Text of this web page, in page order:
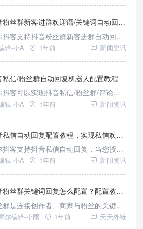
。
抖音粉丝群新客进群欢迎语/关键词自动回复配置教程
抖客支持抖音粉丝群新客进群自动回
粉丝在群内发送关键词自动回复，当您
辑-小A 1年前 新闻资讯
私信/粉丝群自动回复机器人配置教程
抖客可以实现抖音私信/粉丝群/评论区
回复，为了方便快速部署多个抖音号，
等。创建完抖音自动回复机器人后，支
个抖音号快速绑定改机器人，快速实现
回复接待客户。一、如何创建抖音私信
回复机器人？1、进入摩尔
辑-小A 1年前 新闻资讯
抖音私信自动回复配置教程，实现私信欢迎语以及关键词发送卡片加微。
抖客支持抖音私信自动回复，当您授权
抖音号后即可轻松实现抖音私信自动回
辑-小A 1年前 新闻资讯
抖音粉丝群关键词回复怎么配置？配置教程在这里！
群是连接创作者、商家与粉丝的关键纽
承载着信息交流、情感维系以及商业转
尔编辑-小雨 1年前 天天外链